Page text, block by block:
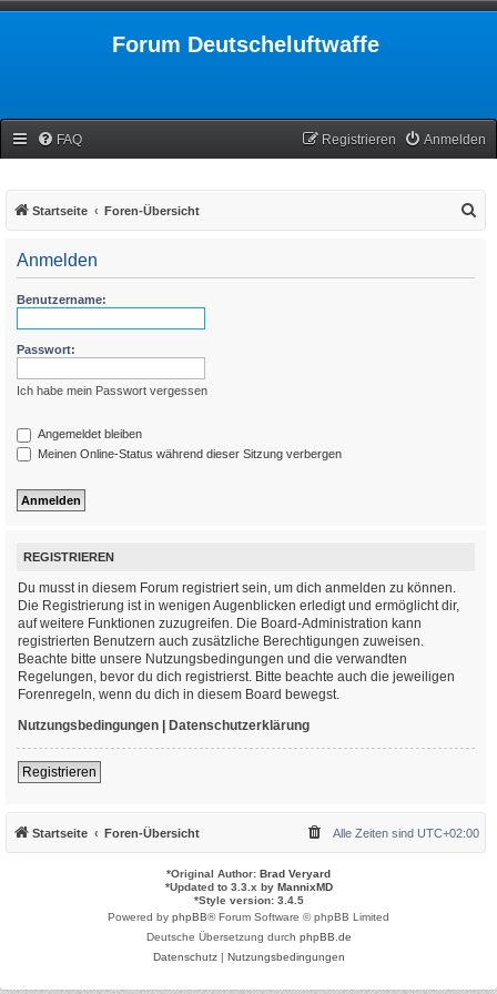
Forum Deutscheluftwaffe
FAQ Anmelden
Registrieren
Startseite Foren-Übersicht
Anmelden
Benutzername:
Passwort:
Ich habe mein Passwort vergessen
Angemeldet bleiben
Meinen Online-Status während dieser Sitzung verbergen
REGISTRIEREN
Du musst in diesem Forum registriert sein, um dich anmelden zu können.
Die Registrierung ist in wenigen Augenblicken erledigt und ermöglicht dir,
auf weitere Funktionen zuzugreifen. Die Board-Administration kann
registrierten Benutzern auch zusätzliche Berechtigungen zuweisen.
Beachte bitte unsere Nutzungsbedingungen und die verwandten
Regelungen, bevor du dich registrierst. Bitte beachte auch die jeweiligen
Forenregeln, wenn du dich in diesem Board bewegst.
Nutzungsbedingungen | Datenschutzerklärung
Registrieren
Startseite Foren-Übersicht Alle Zeiten sind UTC+02:00
*Original Author: Brad Veryard
*Updated to 3.3.x by MannixMD
*Style version: 3.4.5
Powered by phpBB® Forum Software © phpBB Limited
Deutsche Übersetzung durch phpBB.de
Datenschutz| Nutzungsbedingungen